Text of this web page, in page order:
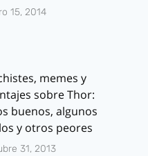
15, 2014
memes y
sobre Thor:
buenos, algunos
y otros peores
31, 2013